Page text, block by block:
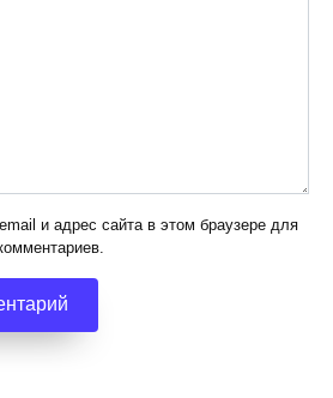
и адрес сайта в этом браузере для